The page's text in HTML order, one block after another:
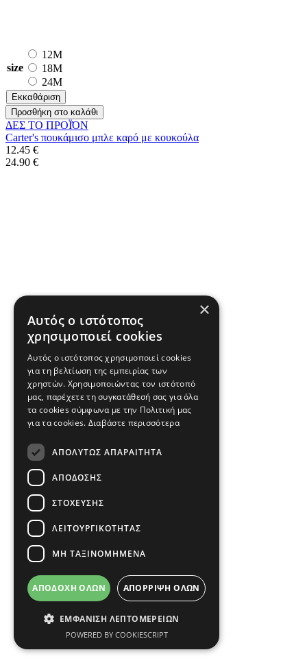
size
12M
18M
24M
Εκκαθάριση
Προσθήκη στο καλάθι
ΔΕΣ ΤO ΠΡΟΪΌΝ
Carter's πουκάμισο μπλε καρό με κουκούλα
12.45 €
24.90 €
×
Αυτός ο ιστότοπος
χρησιμοποιεί cookies
Αυτός ο ιστότοπος χρησιμοποιεί cookies
για τη βελτίωση της εμπειρίας των
χρηστών. Χρησιμοποιώντας τον ιστότοπό
μας, παρέχετε τη συγκατάθεσή σας για όλα
τα cookies σύμφωνα με την Πολιτική μας
για τα cookies. Διαβάστε περισσότερα
ΑΠΟΛΎΤΩΣ ΑΠΑΡΑΊΤΗΤΑ
ΑΠΌΔΟΣΗΣ
ΣΤΌΧΕΥΣΗΣ
ΛΕΙΤΟΥΡΓΙΚΌΤΗΤΑΣ
ΜΗ ΤΑΞΙΝΟΜΗΜΈΝΑ
ΑΠΟΔΟΧΉ ΌΛΩΝ ΑΠΌΡΡΙΨΗ ΌΛΩΝ
ΕΜΦΆΝΙΣΗ ΛΕΠΤΟΜΕΡΕΙΏΝ
POWERED BY COOKIESCRIPT